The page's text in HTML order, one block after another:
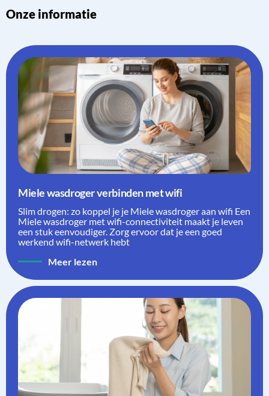
Onze informatie
Miele wasdroger verbinden met wifi
Slim drogen: zo koppel je je Miele wasdroger aan wifi Een
Miele wasdroger met wifi-connectiviteit maakt je leven
een stuk eenvoudiger. Zorg ervoor dat je een goed
werkend wifi-netwerk hebt
Meer lezen